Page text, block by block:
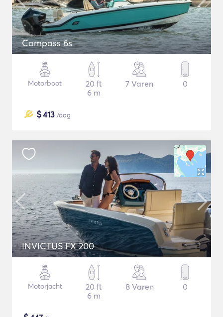
Compass 6s
Motorboot
20 ft
6 m
7 Varen 0
$413 /dag
INVICTUS FX 200
Motorjacht
20 ft
6 m
8 Varen 0